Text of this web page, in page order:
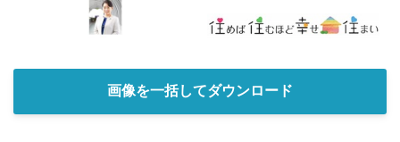
画像を一括してダウンロード